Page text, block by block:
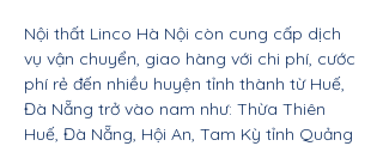
Nội thất Linco Hà Nội còn cung cấp dịch
vụ vận chuyển, giao hàng với chi phí, cước
phí rẻ đến nhiều huyện tỉnh thành từ Huế,
Đà Nẵng trở vào nam như: Thừa Thiên
Huế, Đà Nẵng, Hội An, Tam Kỳ tỉnh Quảng